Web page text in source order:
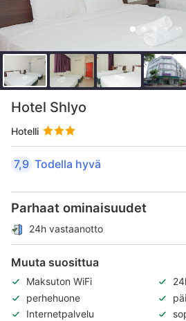
Hotel Shlyo
Hotelli
7,9 Todella hyvä
Parhaat ominaisuudet
24h vastaanotto
Muuta suosittua
Maksuton WiFi
perhehuone
Internetpalvelu